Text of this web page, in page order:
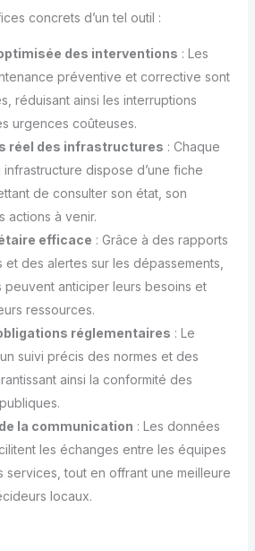
concrets d’un tel outil :
des interventions : Les
préventive et corrective sont
réduisant ainsi les interruptions
urgences coûteuses.
réel des infrastructures : Chaque
dispose d’une fiche
de consulter son état, son
actions à venir.
efficace : Grâce à des rapports
et des alertes sur les dépassements,
peuvent anticiper leurs besoins et
ressources.
réglementaires : Le
suivi précis des normes et des
ainsi la conformité des
la communication : Les données
les échanges entre les équipes
services, tout en offrant une meilleure
locaux.